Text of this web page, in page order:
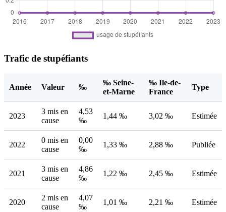
Trafic de stupéfiants
Année Valeur ‰
‰ Seine-
et-Marne
‰ Ile-de-
France
Type
2023
3 mis en
cause
4,53
‰
1,44 ‰ 3,02 ‰ Estimée
2022
0 mis en
cause
0,00
‰
1,33 ‰ 2,88 ‰ Publiée
2021
3 mis en
cause
4,86
‰
1,22 ‰ 2,45 ‰ Estimée
2020
2 mis en
cause
4,07
‰
1,01 ‰ 2,21 ‰ Estimée